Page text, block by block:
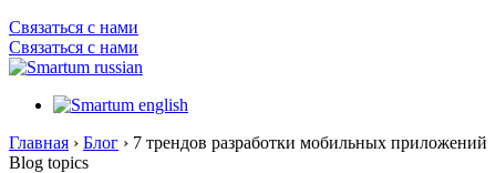
Связаться с нами
Связаться с нами
Главная › Блог › 7 трендов разработки мобильных приложений
Blog topics